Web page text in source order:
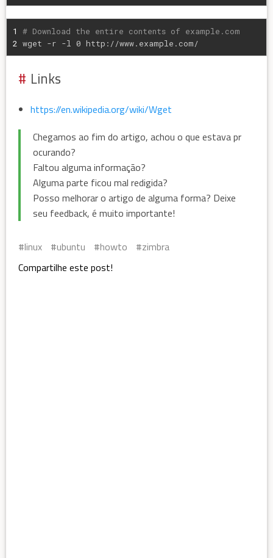
1
2
# Download the entire contents of example.com
wget -r -l 0 http://www.example.com/
Links
https://en.wikipedia.org/wiki/Wget
Chegamos ao fim do artigo, achou o que estava pr
ocurando?
Faltou alguma informação?
Alguma parte ficou mal redigida?
Posso melhorar o artigo de alguma forma? Deixe
seu feedback, é muito importante!
linux ubuntu howto
zimbra
Compartilhe este post!